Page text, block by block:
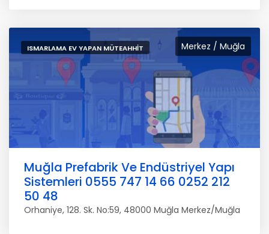
Merkez / Muğla
ISMARLAMA EV YAPAN MÜTEAHHIT
Muğla Prefabrik Ve Endüstriyel Yapı
Sistemleri 0555 747 14 66 0252 212
50 48
Orhaniye, 128. Sk. No:59, 48000 Muğla Merkez/Muğla